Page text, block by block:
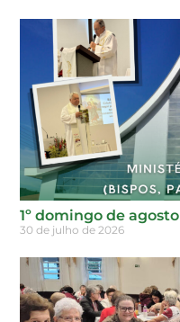
1º domingo de agosto
30 de julho de 2026